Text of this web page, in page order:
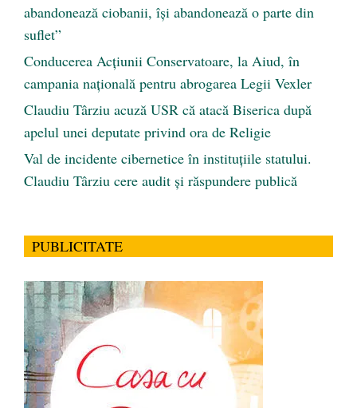
abandonează ciobanii, își abandonează o parte din
suflet”
Conducerea Acțiunii Conservatoare, la Aiud, în
campania națională pentru abrogarea Legii Vexler
Claudiu Târziu acuză USR că atacă Biserica după
apelul unei deputate privind ora de Religie
Val de incidente cibernetice în instituțiile statului.
Claudiu Târziu cere audit și răspundere publică
PUBLICITATE